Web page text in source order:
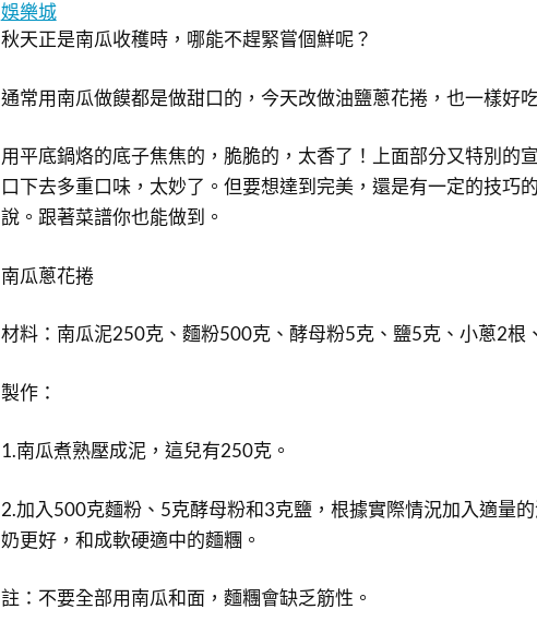
娛樂城
秋天正是南瓜收穫時，哪能不趕緊嘗個鮮呢？
通常用南瓜做饃都是做甜口的，今天改做油鹽蔥花捲，也一樣好吃
用平底鍋烙的底子焦焦的，脆脆的，太香了！上面部分又特別的
口下去多重口味，太妙了。但要想達到完美，還是有一定的技巧
說。跟著菜譜你也能做到。
南瓜蔥花捲
材料：南瓜泥250克、麵粉500克、酵母粉5克、鹽5克、小蔥2根
製作：
1.南瓜煮熟壓成泥，這兒有250克。
2.加入500克麵粉、5克酵母粉和3克鹽，根據實際情況加入適量
奶更好，和成軟硬適中的麵糰。
註：不要全部用南瓜和面，麵糰會缺乏筋性。